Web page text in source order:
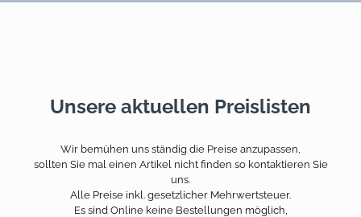
Unsere aktuellen Preislisten
Wir bemühen uns ständig die Preise anzupassen,
sollten Sie mal einen Artikel nicht finden so kontaktieren Sie
uns.
Alle Preise inkl. gesetzlicher Mehrwertsteuer.
Es sind Online keine Bestellungen möglich,